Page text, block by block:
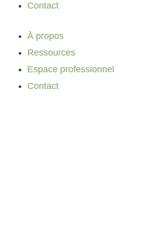
Contact
À propos
Ressources
Espace professionnel
Contact